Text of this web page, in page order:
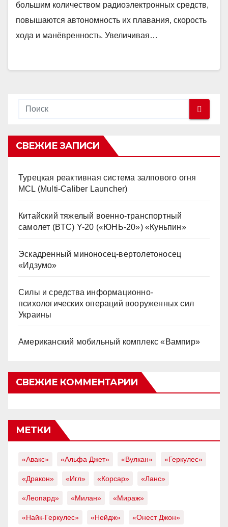
большим количеством радиоэлектронных средств,
повышаются автономность их плавания, скорость
хода и манёвренность. Увеличивая…
СВЕЖИЕ ЗАПИСИ
Турецкая реактивная система залпового огня
MCL (Multi-Caliber Launcher)
Китайский тяжелый военно-транспортный
самолет (BTC) Y-20 («ЮНЬ-20») «Куньпин»
Эскадренный миноносец-вертолетоносец
«Идзумо»
Силы и средства информационно-
психологических операций вооруженных сил
Украины
Американский мобильный комплекс «Вампир»
СВЕЖИЕ КОММЕНТАРИИ
МЕТКИ
«Авакс» «Альфа Джет» «Вулкан» «Геркулес»
«Дракон» «Игл» «Корсар» «Ланс»
«Леопард» «Милан» «Мираж»
«Найк-Геркулес» «Нейдж» «Онест Джон»